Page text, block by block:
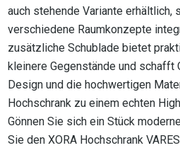
auch stehende Variante
verschiedene Raumkonzepte
zusätzliche Schublade bietet
kleinere Gegenstände und schafft
Design und die hochwertigen
Hochschrank zu einem echten
Gönnen Sie sich ein Stück
Sie den XORA Hochschrank